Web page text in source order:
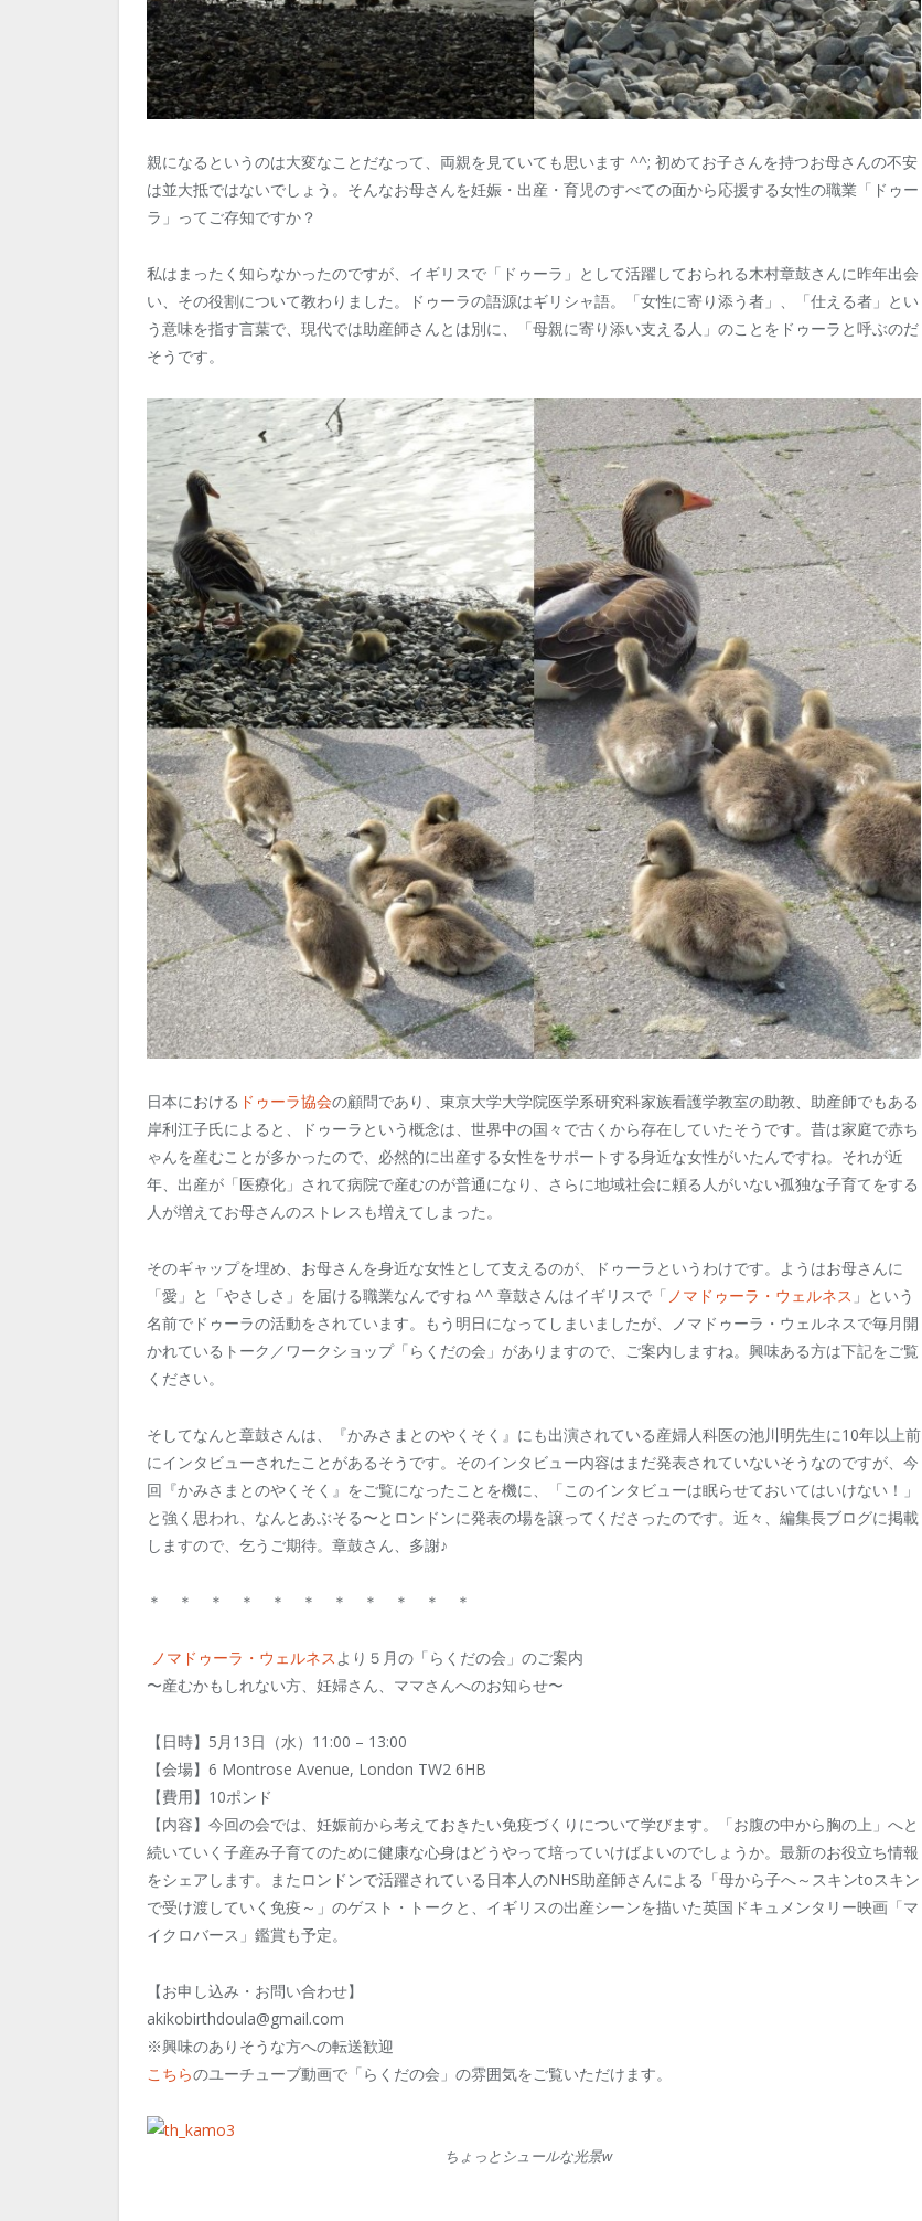
親になるというのは大変なことだなって、両親を見ていても思います ^^; 初めてお子さんを持つお母さんの不安
は並大抵ではないでしょう。そんなお母さんを妊娠・出産・育児のすべての面から応援する女性の職業「ドゥー
ラ」ってご存知ですか？
私はまったく知らなかったのですが、イギリスで「ドゥーラ」として活躍しておられる木村章鼓さんに昨年出会
い、その役割について教わりました。ドゥーラの語源はギリシャ語。「女性に寄り添う者」、「仕える者」とい
う意味を指す言葉で、現代では助産師さんとは別に、「母親に寄り添い支える人」のことをドゥーラと呼ぶのだ
そうです。
日本における ドゥーラ協会の顧問であり、東京大学大学院医学系研究科家族看護学教室の助教、助産師でもある
岸利江子氏によると、ドゥーラという概念は、世界中の国々で古くから存在していたそうです。昔は家庭で赤ち
ゃんを産むことが多かったので、必然的に出産する女性をサポートする身近な女性がいたんですね。それが近
年、出産が「医療化」されて病院で産むのが普通になり、さらに地域社会に頼る人がいない孤独な子育てをする
人が増えてお母さんのストレスも増えてしまった。
そのギャップを埋め、お母さんを身近な女性として支えるのが、ドゥーラというわけです。ようはお母さんに
「愛」と「やさしさ」を届ける職業なんですね ^^ 章鼓さんはイギリスで「 ノマドゥーラ・ウェルネス 」という
名前でドゥーラの活動をされています。もう明日になってしまいましたが、ノマドゥーラ・ウェルネスで毎月開
かれているトーク／ワークショップ「らくだの会」がありますので、ご案内しますね。興味ある方は下記をご覧
ください。
そしてなんと章鼓さんは、『かみさまとのやくそく』にも出演されている産婦人科医の池川明先生に10年以上前
にインタビューされたことがあるそうです。そのインタビュー内容はまだ発表されていないそうなのですが、今
回『かみさまとのやくそく』をご覧になったことを機に、「このインタビューは眠らせておいてはいけない！」
と強く思われ、なんとあぶそる〜とロンドンに発表の場を譲ってくださったのです。近々、編集長ブログに掲載
しますので、乞うご期待。章鼓さん、多謝♪
＊ ＊ ＊ ＊ ＊ ＊ ＊ ＊ ＊ ＊ ＊
ノマドゥーラ・ウェルネスより５月の「らくだの会」のご案内
〜産むかもしれない方、妊婦さん、ママさんへのお知らせ〜
【日時】5月13日（水）11:00 – 13:00
【会場】6 Montrose Avenue, London TW2 6HB
【費用】10ポンド
【内容】今回の会では、妊娠前から考えておきたい免疫づくりについて学びます。「お腹の中から胸の上」へと
続いていく子産み子育てのために健康な心身はどうやって培っていけばよいのでしょうか。最新のお役立ち情報
をシェアします。またロンドンで活躍されている日本人のNHS助産師さんによる「母から子へ～スキンtoスキン
で受け渡していく免疫～」のゲスト・トークと、イギリスの出産シーンを描いた英国ドキュメンタリー映画「マ
イクロバース」鑑賞も予定。
【お申し込み・お問い合わせ】
akikobirthdoula@gmail.com
※興味のありそうな方への転送歓迎
こちらのユーチューブ動画で「らくだの会」の雰囲気をご覧いただけます。
ちょっとシュールな光景w